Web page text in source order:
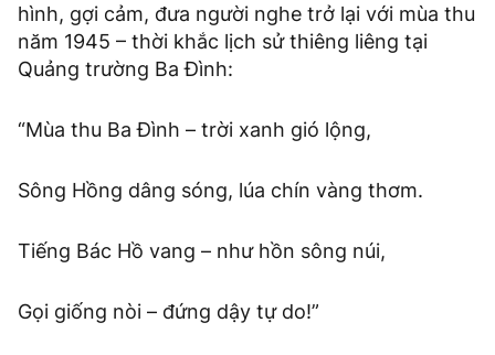
hình, gợi cảm, đưa người nghe trở lại với mùa thu
năm 1945 – thời khắc lịch sử thiêng liêng tại
Quảng trường Ba Đình:
“Mùa thu Ba Đình – trời xanh gió lộng,
Sông Hồng dâng sóng, lúa chín vàng thơm.
Tiếng Bác Hồ vang – như hồn sông núi,
Gọi giống nòi – đứng dậy tự do!”